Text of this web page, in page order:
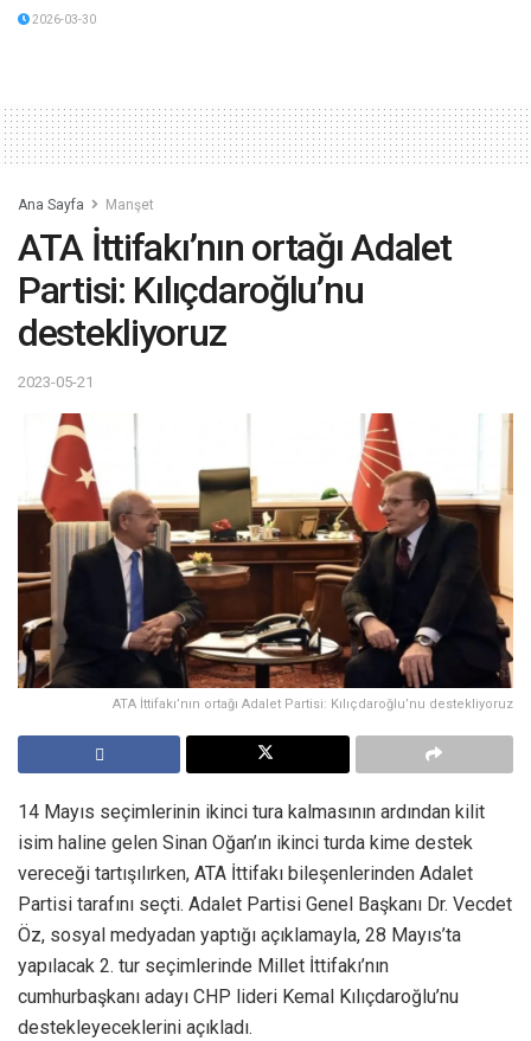
2026-03-30
Ana Sayfa Manşet
ATA İttifakı’nın ortağı Adalet
Partisi: Kılıçdaroğlu’nu
destekliyoruz
2023-05-21
ATA İttifakı’nın ortağı Adalet Partisi: Kılıçdaroğlu’nu destekliyoruz
14 Mayıs seçimlerinin ikinci tura kalmasının ardından kilit
isim haline gelen Sinan Oğan’ın ikinci turda kime destek
vereceği tartışılırken, ATA İttifakı bileşenlerinden Adalet
Partisi tarafını seçti. Adalet Partisi Genel Başkanı Dr. Vecdet
Öz, sosyal medyadan yaptığı açıklamayla, 28 Mayıs’ta
yapılacak 2. tur seçimlerinde Millet İttifakı’nın
cumhurbaşkanı adayı CHP lideri Kemal Kılıçdaroğlu’nu
destekleyeceklerini açıkladı.